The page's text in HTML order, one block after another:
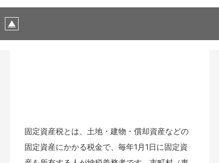
固定資産税とは、土地・建物・償却資産などの
固定資産にかかる税金で、毎年1月1日に固定資